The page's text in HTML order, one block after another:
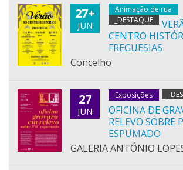
27+
JUN
Animação de rua
_DESTAQUE
CENTRO
FREGUESIAS
Concelho
27
JUN
Exposições
OFICINA DE
RELEVO SOBRE
ESPUMADO
GALERIA ANTÓNIO